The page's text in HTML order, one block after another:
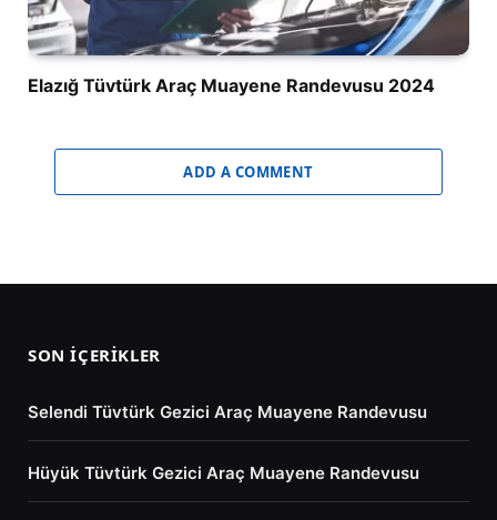
Elazığ Tüvtürk Araç Muayene Randevusu 2024
ADD A COMMENT
SON İÇERIKLER
Selendi Tüvtürk Gezici Araç Muayene Randevusu
Hüyük Tüvtürk Gezici Araç Muayene Randevusu